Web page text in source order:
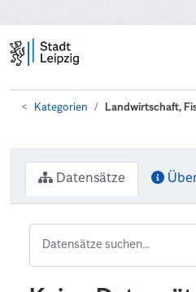
Kategorien Landwirtschaft,
Datensätze